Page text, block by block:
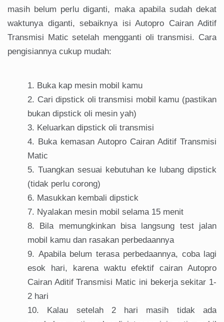
masih belum perlu diganti, maka apabila sudah dekat
waktunya diganti, sebaiknya isi Autopro Cairan Aditif
Transmisi Matic setelah mengganti oli transmisi. Cara
pengisiannya cukup mudah:
Buka kap mesin mobil kamu
Cari dipstick oli transmisi mobil kamu (pastikan
bukan dipstick oli mesin yah)
Keluarkan dipstick oli transmisi
Buka kemasan Autopro Cairan Aditif Transmisi
Matic
Tuangkan sesuai kebutuhan ke lubang dipstick
(tidak perlu corong)
Masukkan kembali dipstick
Nyalakan mesin mobil selama 15 menit
Bila memungkinkan bisa langsung test jalan
mobil kamu dan rasakan perbedaannya
Apabila belum terasa perbedaannya, coba lagi
esok hari, karena waktu efektif cairan Autopro
Cairan Aditif Transmisi Matic ini bekerja sekitar 1-
2 hari
Kalau setelah 2 hari masih tidak ada